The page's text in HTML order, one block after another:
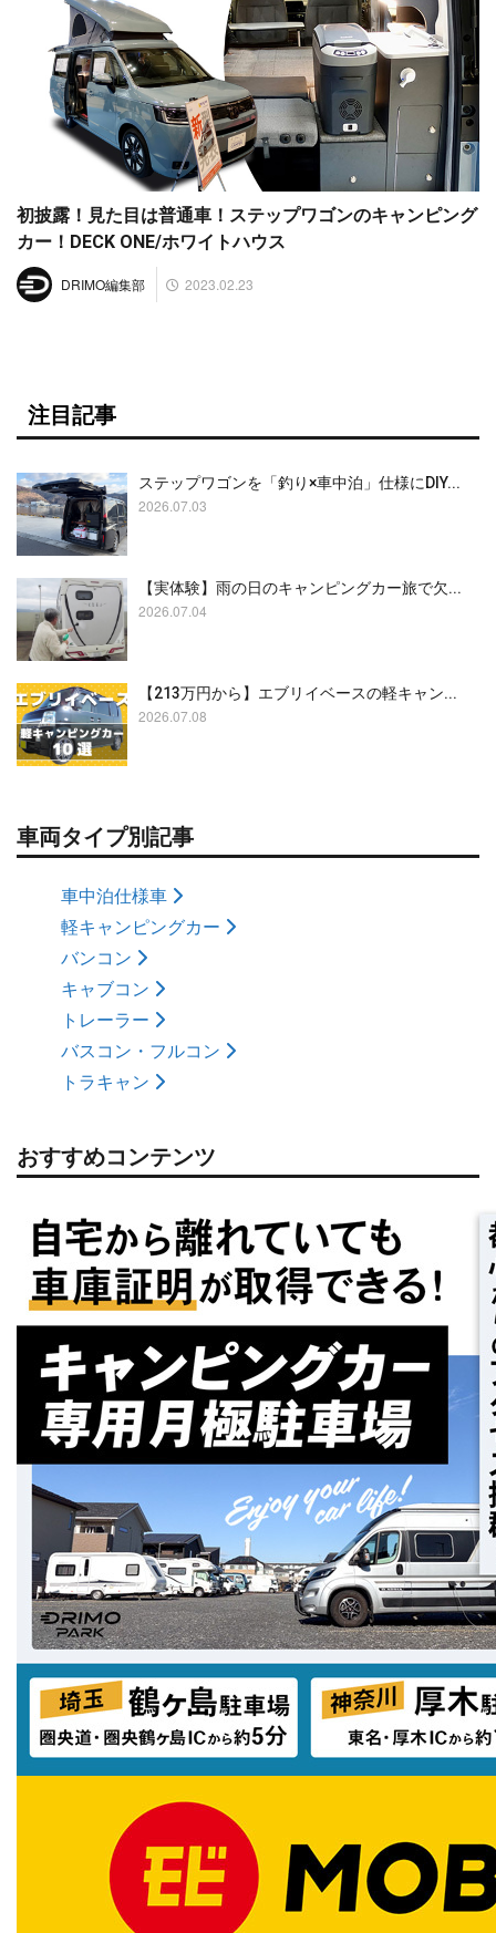
初披露！見た目は普通車！ステップワゴンのキャンピング
カー！DECK ONE/ホワイトハウス
DRIMO編集部 2023.02.23
注目記事
ステップワゴンを「釣り×車中泊」仕様にDIY...
2026.07.03
【実体験】雨の日のキャンピングカー旅で欠...
2026.07.04
【213万円から】エブリイベースの軽キャン...
2026.07.08
車両タイプ別記事
車中泊仕様車
軽キャンピングカー
バンコン
キャブコン
トレーラー
バスコン・フルコン
トラキャン
おすすめコンテンツ